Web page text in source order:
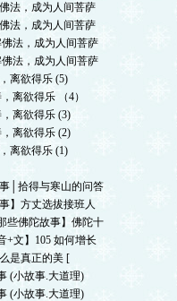
法，成为人间菩萨
法，成为人间菩萨
佛法，成为人间菩萨
佛法，成为人间菩萨
离欲得乐 (5)
离欲得乐 （4）
，离欲得乐 (3)
，离欲得乐 (2)
离欲得乐 (1)
│拾得与寒山的问答
】方丈选拔接班人
些佛陀故事】佛陀十
+文】105 如何增长
是真正的美 [
(小故事.大道理)
(小故事.大道理)